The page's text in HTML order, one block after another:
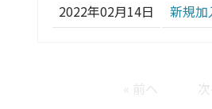
2022年02月14日
新規加
« 前へ